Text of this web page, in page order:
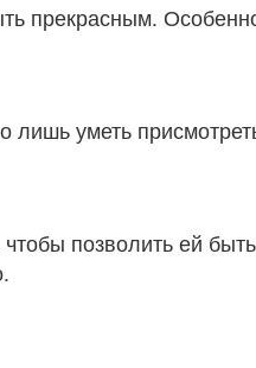
прекрасным.
лишь уметь
позволить ей